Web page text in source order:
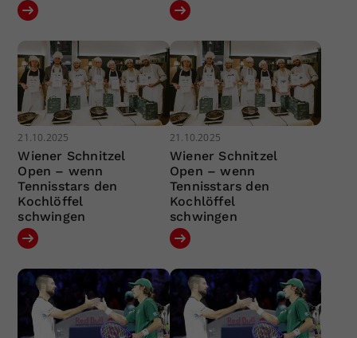
21.10.2025
Wiener Schnitzel
Open – wenn
Tennisstars den
Kochlöffel
schwingen
21.10.2025
Wiener Schnitzel
Open – wenn
Tennisstars den
Kochlöffel
schwingen